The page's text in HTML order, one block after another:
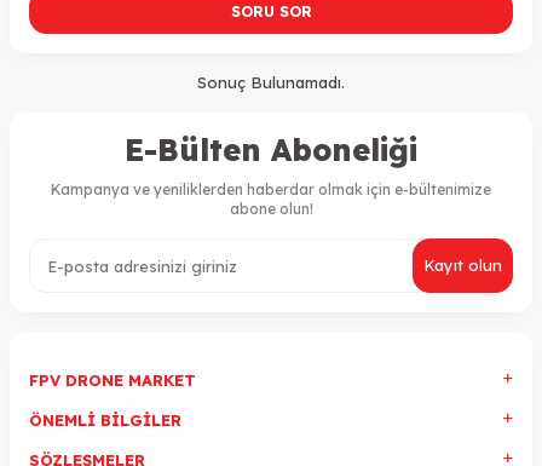
SORU SOR
Sonuç Bulunamadı.
E-Bülten Aboneliği
Kampanya ve yeniliklerden haberdar olmak için e-bültenimize
abone olun!
Kayıt olun
FPV DRONE MARKET
ÖNEMLI BILGILER
SÖZLEŞMELER